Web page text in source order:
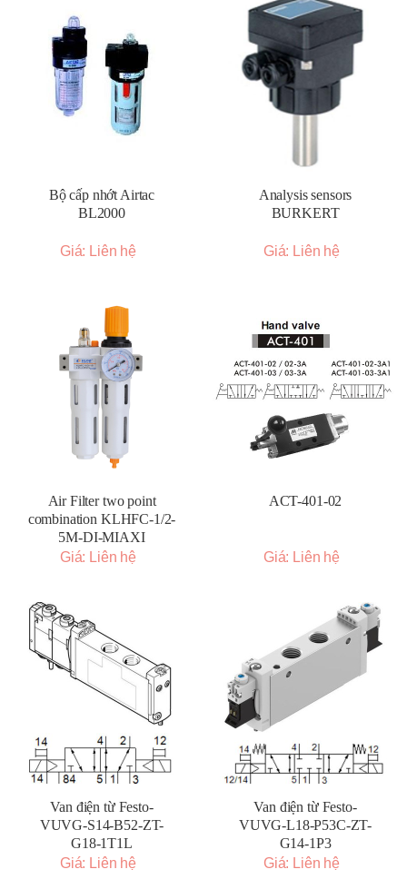
Bộ cấp nhớt Airtac
BL2000
Giá: Liên hệ
Analysis sensors
BURKERT
Giá: Liên hệ
Air Filter two point
combination KLHFC-1/2-
5M-DI-MIAXI
Giá: Liên hệ
ACT-401-02
Giá: Liên hệ
Van điện từ Festo-
VUVG-S14-B52-ZT-
G18-1T1L
Giá: Liên hệ
Van điện từ Festo-
VUVG-L18-P53C-ZT-
G14-1P3
Giá: Liên hệ